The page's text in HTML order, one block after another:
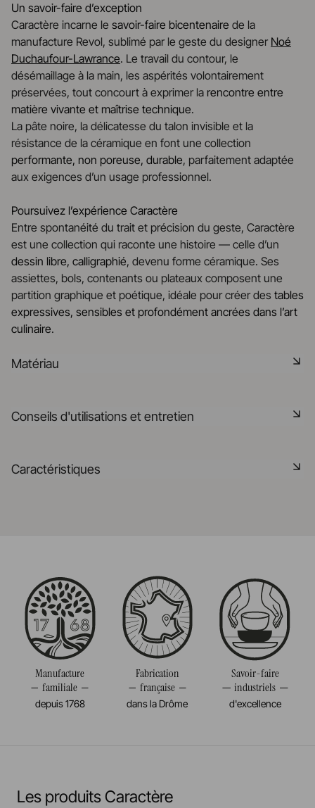
Un savoir-faire d’exception
Caractère incarne le savoir-faire bicentenaire de la
manufacture Revol, sublimé par le geste du designer Noé
Duchaufour-Lawrance. Le travail du contour, le
désémaillage à la main, les aspérités volontairement
préservées, tout concourt à exprimer la rencontre entre
matière vivante et maîtrise technique.
La pâte noire, la délicatesse du talon invisible et la
résistance de la céramique en font une collection
performante, non poreuse, durable, parfaitement adaptée
aux exigences d’un usage professionnel.
Poursuivez l’expérience Caractère
Entre spontanéité du trait et précision du geste, Caractère
est une collection qui raconte une histoire — celle d’un
dessin libre, calligraphié, devenu forme céramique. Ses
assiettes, bols, contenants ou plateaux composent une
partition graphique et poétique, idéale pour créer des tables
expressives, sensibles et profondément ancrées dans l’art
culinaire.
Matériau
manufacture REVOL. Elle dispose des mêmes qualités
département R&D
Conseils d'utilisations et entretien
Passe au micro-onde
Résiste au congélateur et aux chocs thermiques
(-20°c)
Pas de cuisson à la flamme, ni gaz, ni électrique
Caractéristiques
Diamètre 28CM
Poids 0,964KG
Manufacture
familiale
depuis 1768
Fabrication
française
dans la Drôme
Savoir-faire
industriels
d'excellence
Les produits Caractère